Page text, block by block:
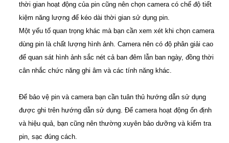
thời gian hoạt động của pin cũng nên chọn camera có chế độ tiết
kiệm năng lượng để kéo dài thời gian sử dụng pin.
Một yếu tố quan trọng khác mà bạn cần xem xét khi chọn camera
dùng pin là chất lượng hình ảnh. Camera nên có độ phân giải cao
để quan sát hình ảnh sắc nét cả ban đêm lẫn ban ngày, đồng thời
cân nhắc chức năng ghi âm và các tính năng khác.
Để bảo vệ pin và camera bạn cần tuân thủ hướng dẫn sử dụng
được ghi trên hướng dẫn sử dụng. Để camera hoạt động ổn định
và hiệu quả, bạn cũng nên thường xuyên bảo dưỡng và kiểm tra
pin, sạc đúng cách.